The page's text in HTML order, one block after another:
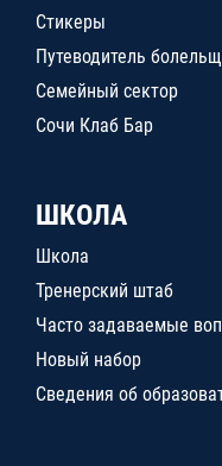
Стикеры
Путеводитель
Семейный сектор
Сочи Клаб Бар
ШКОЛА
Школа
Тренерский штаб
Часто задаваемые
Новый набор
Сведения об